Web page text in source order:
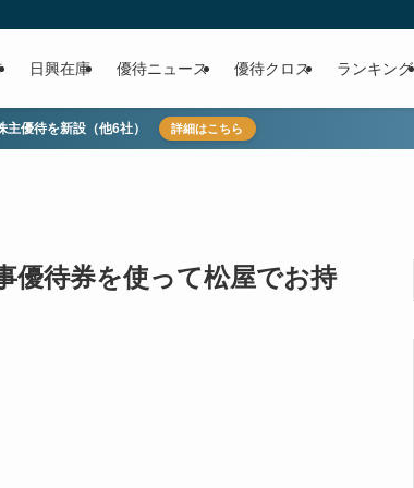
日興在庫 優待ニュース 優待クロス ランキング
主優待を新設（他6社） 詳細はこちら
優待券を使って松屋でお持